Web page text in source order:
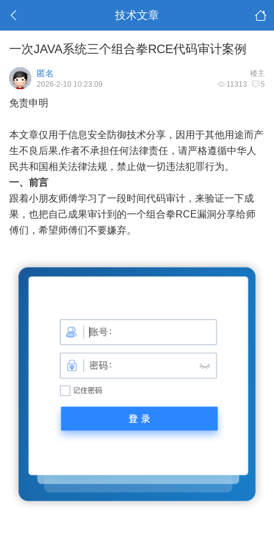
技术文章
一次JAVA系统三个组合拳RCE代码审计案例
楼主
匿名
11313 5
2026-2-10 10:23:09
免责申明
本文章仅用于信息安全防御技术分享，因用于其他用途而产
生不良后果,作者不承担任何法律责任，请严格遵循中华人
民共和国相关法律法规，禁止做一切违法犯罪行为。
一、前言
跟着小朋友师傅学习了一段时间代码审计，来验证一下成
果，也把自己成果审计到的一个组合拳RCE漏洞分享给师
傅们，希望师傅们不要嫌弃。